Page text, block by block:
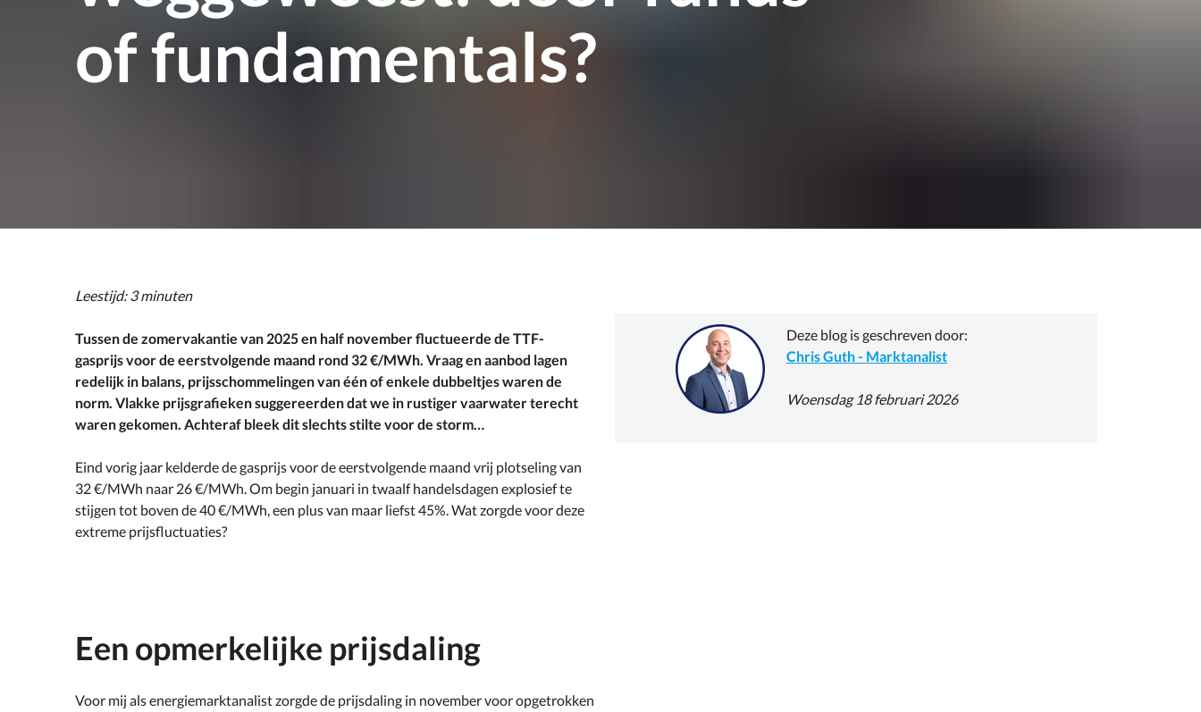
of fundamentals?
Leestijd: 3 minuten
Tussen de zomervakantie van 2025 en half november fluctueerde de TTF-
gasprijs voor de eerstvolgende maand rond 32 €/MWh. Vraag en aanbod lagen
redelijk in balans, prijsschommelingen van één of enkele dubbeltjes waren de
norm. Vlakke prijsgrafieken suggereerden dat we in rustiger vaarwater terecht
waren gekomen. Achteraf bleek dit slechts stilte voor de storm…
Eind vorig jaar kelderde de gasprijs voor de eerstvolgende maand vrij plotseling van
32 €/MWh naar 26 €/MWh. Om begin januari in twaalf handelsdagen explosief te
stijgen tot boven de 40 €/MWh, een plus van maar liefst 45%. Wat zorgde voor deze
extreme prijsfluctuaties?
Deze blog is geschreven door:
Chris Guth - Marktanalist
Woensdag 18 februari 2026
Een opmerkelijke prijsdaling
Voor mij als energiemarktanalist zorgde de prijsdaling in november voor opgetrokken